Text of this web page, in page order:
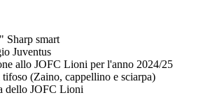
Sharp smart
Juventus
allo JOFC Lioni per l'anno 2024/25
(Zaino, cappellino e sciarpa)
dello JOFC Lioni